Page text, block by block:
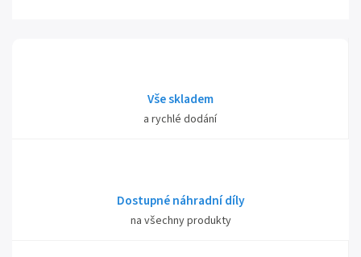
Vše skladem
a rychlé dodání
Dostupné náhradní díly
na všechny produkty